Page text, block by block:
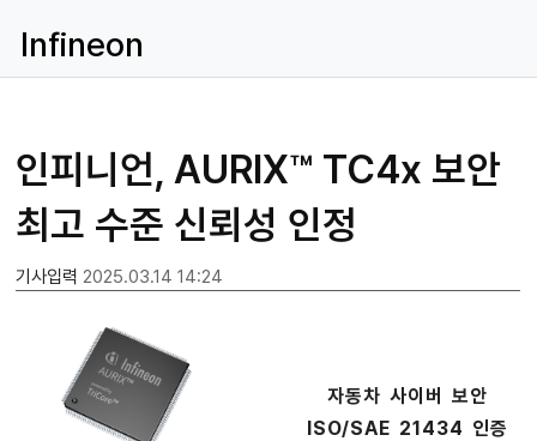
Infineon
인피니언, AURIX™ TC4x 보안
최고 수준 신뢰성 인정
기사입력 2025.03.14 14:24
자동차 사이버 보안
ISO/SAE 21434 인증